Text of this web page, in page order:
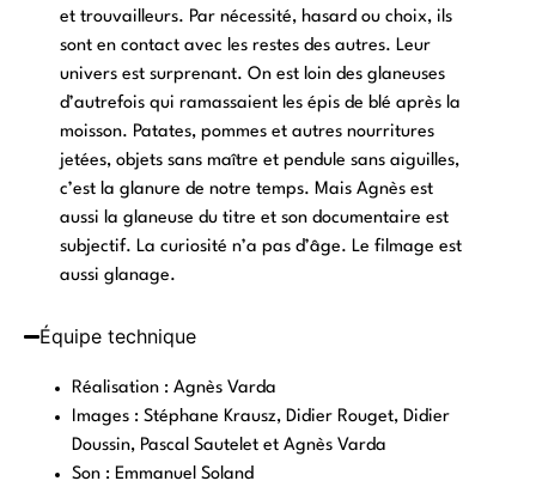
et trouvailleurs. Par nécessité, hasard ou choix, ils
sont en contact avec les restes des autres. Leur
univers est surprenant. On est loin des glaneuses
d’autrefois qui ramassaient les épis de blé après la
moisson. Patates, pommes et autres nourritures
jetées, objets sans maître et pendule sans aiguilles,
c’est la glanure de notre temps. Mais Agnès est
aussi la glaneuse du titre et son documentaire est
subjectif. La curiosité n’a pas d’âge. Le filmage est
aussi glanage.
Équipe technique
Réalisation : Agnès Varda
Images : Stéphane Krausz, Didier Rouget, Didier
Doussin, Pascal Sautelet et Agnès Varda
Son : Emmanuel Soland